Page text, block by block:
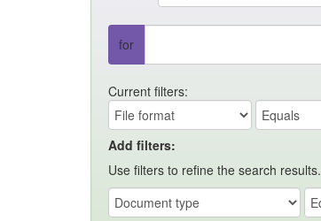
for
Current filters:
Add filters:
Use filters to refine the search results.